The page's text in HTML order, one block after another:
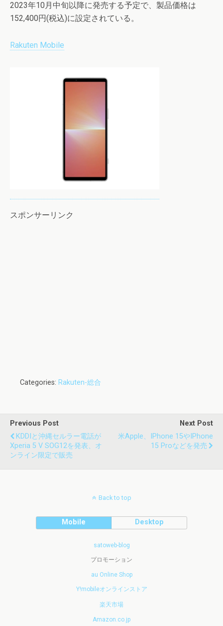
2023年10月中旬以降に発売する予定で、製品価格は
152,400円(税込)に設定されている。
Rakuten Mobile
スポンサーリンク
Categories: Rakuten-総合
Previous Post
KDDIと沖縄セルラー電話が
Xperia 5 V SOG12を発表、オ
ンライン限定で販売
Next Post
米Apple、iPhone 15やiPhone
15 Proなどを発売
Back to top
Mobile Desktop
satoweb-blog
プロモーション
au Online Shop
Y!mobileオンラインストア
楽天市場
Amazon.co.jp